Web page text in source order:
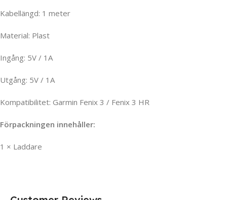
Kabellängd: 1 meter
Material: Plast
Ingång: 5V / 1A
Utgång: 5V / 1A
Kompatibilitet: Garmin Fenix 3 / Fenix 3 HR
Förpackningen innehåller:
1 × Laddare